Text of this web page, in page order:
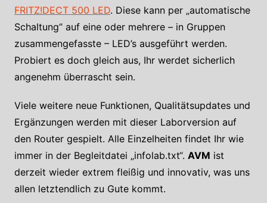
FRITZ!DECT 500 LED. Diese kann per „automatische
Schaltung“ auf eine oder mehrere – in Gruppen
zusammengefasste – LED’s ausgeführt werden.
Probiert es doch gleich aus, Ihr werdet sicherlich
angenehm überrascht sein.
Viele weitere neue Funktionen, Qualitätsupdates und
Ergänzungen werden mit dieser Laborversion auf
den Router gespielt. Alle Einzelheiten findet Ihr wie
immer in der Begleitdatei „infolab.txt“. AVM ist
derzeit wieder extrem fleißig und innovativ, was uns
allen letztendlich zu Gute kommt.